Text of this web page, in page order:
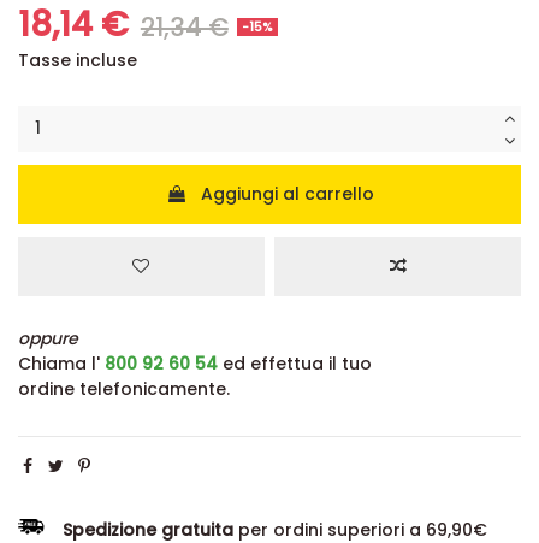
18,14 € 21,34 € -15%
Tasse incluse
Aggiungi al carrello
oppure
Chiama l' 800 92 60 54 ed effettua il tuo
ordine telefonicamente.
Spedizione gratuita per ordini superiori a 69,90€